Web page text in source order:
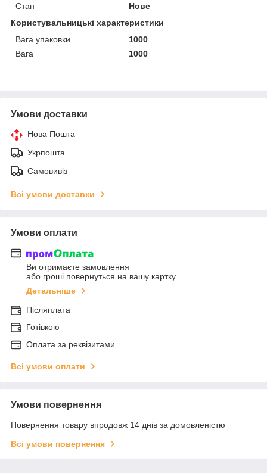
Стан
Нове
Користувальницькі характеристики
Вага упаковки
1000
Вага
1000
Умови доставки
Нова Пошта
Укрпошта
Самовивіз
Всі умови доставки
Умови оплати
Ви отримаєте замовлення
або гроші повернуться на вашу картку
Детальніше
Післяплата
Готівкою
Оплата за реквізитами
Всі умови оплати
Умови повернення
Повернення товару впродовж 14 днів за домовленістю
Всі умови повернення